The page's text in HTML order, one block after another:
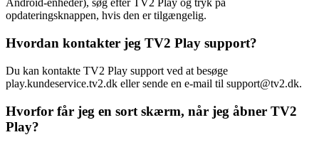
Android-enheder), søg efter TV2 Play og tryk på
opdateringsknappen, hvis den er tilgængelig.
Hvordan kontakter jeg TV2 Play support?
Du kan kontakte TV2 Play support ved at besøge
play.kundeservice.tv2.dk eller sende en e-mail til support@tv2.dk.
Hvorfor får jeg en sort skærm, når jeg åbner TV2
Play?